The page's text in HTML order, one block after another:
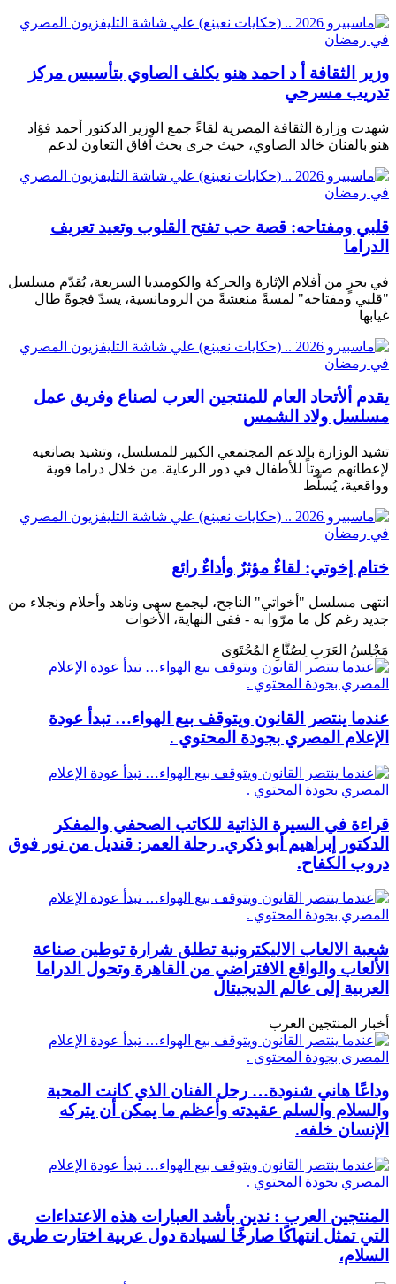
وزير الثقافة أ د احمد هنو يكلف الصاوي بتأسيس مركز
تدريب مسرحي
شهدت وزارة الثقافة المصرية لقاءً جمع الوزير الدكتور أحمد فؤاد
هنو بالفنان خالد الصاوي، حيث جرى بحث آفاق التعاون لدعم
قلبي ومفتاحه: قصة حب تفتح القلوب وتعيد تعريف
الدراما
في بحرٍ من أفلام الإثارة والحركة والكوميديا ​​السريعة، يُقدّم مسلسل
"قلبي ومفتاحه" لمسةً منعشةً من الرومانسية، يسدّ فجوةً طال
غيابها
يقدم ألأتحاد العام للمنتجين العرب لصناع وفريق عمل
مسلسل ولاد الشمس
تشيد الوزارة بالدعم المجتمعي الكبير للمسلسل، وتشيد بصانعيه
لإعطائهم صوتاً للأطفال في دور الرعاية. من خلال دراما قوية
وواقعية، يُسلّط
ختام إخوتي: لقاءٌ مؤثرٌ وأداءٌ رائع
انتهى مسلسل "أخواتي" الناجح، ليجمع سهى وناهد وأحلام ونجلاء من
جديد رغم كل ما مرّوا به - ففي النهاية، الأخوات
مَجْلِسُ العَرَبِ لِصُنَّاعِ المُحْتَوَى
عندما ينتصر القانون ويتوقف بيع الهواء… تبدأ عودة
الإعلام المصري بجودة المحتوي .
قراءة في السيرة الذاتية للكاتب الصحفي والمفكر
الدكتور إبراهيم أبو ذكري. رحلة العمر: قنديل من نور فوق
دروب الكفاح.
شعبة الالعاب الاليكترونية تطلق شرارة توطين صناعة
الألعاب والواقع الافتراضي من القاهرة وتحول الدراما
العربية إلى عالم الديجيتال
أخبار المنتجين العرب
وداعًا هاني شنودة… رحل الفنان الذي كانت المحبة
والسلام والسلم عقيدته وأعظم ما يمكن أن يتركه
الإنسان خلفه.
المنتجين العرب : ندين بأشد العبارات هذه الاعتداءات
التي تمثل انتهاكًا صارخًا لسيادة دول عربية اختارت طريق
السلام،